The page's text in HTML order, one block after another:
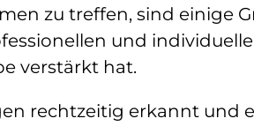
zu treffen, sind einige
und
verstärkt hat.
rechtzeitig erkannt und